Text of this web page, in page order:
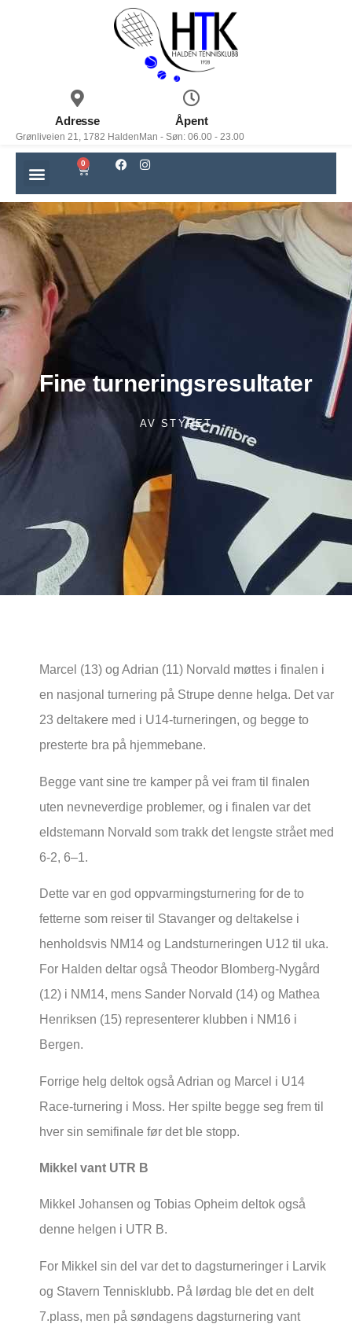
Adresse
Grønliveien 21, 1782 Halden
Åpent
Man - Søn: 06.00 - 23.00
0
Fine turneringsresultater
AV STYRET
Marcel (13) og Adrian (11) Norvald møttes i finalen i
en nasjonal turnering på Strupe denne helga. Det var
23 deltakere med i U14-turneringen, og begge to
presterte bra på hjemmebane.
Begge vant sine tre kamper på vei fram til finalen
uten nevneverdige problemer, og i finalen var det
eldstemann Norvald som trakk det lengste strået med
6-2, 6–1.
Dette var en god oppvarmingsturnering for de to
fetterne som reiser til Stavanger og deltakelse i
henholdsvis NM14 og Landsturneringen U12 til uka.
For Halden deltar også Theodor Blomberg-Nygård
(12) i NM14, mens Sander Norvald (14) og Mathea
Henriksen (15) representerer klubben i NM16 i
Bergen.
Forrige helg deltok også Adrian og Marcel i U14
Race-turnering i Moss. Her spilte begge seg frem til
hver sin semifinale før det ble stopp.
Mikkel vant UTR B
Mikkel Johansen og Tobias Opheim deltok også
denne helgen i UTR B.
For Mikkel sin del var det to dagsturneringer i Larvik
og Stavern Tennisklubb. På lørdag ble det en delt
7.plass, men på søndagens dagsturnering vant